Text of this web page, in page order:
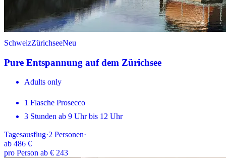
SchweizZürichseeNeu
Pure Entspannung auf dem Zürichsee
Adults only
1 Flasche Prosecco
3 Stunden ab 9 Uhr bis 12 Uhr
Tagesausflug·2 Personen·
ab 486 €
pro Person ab € 243